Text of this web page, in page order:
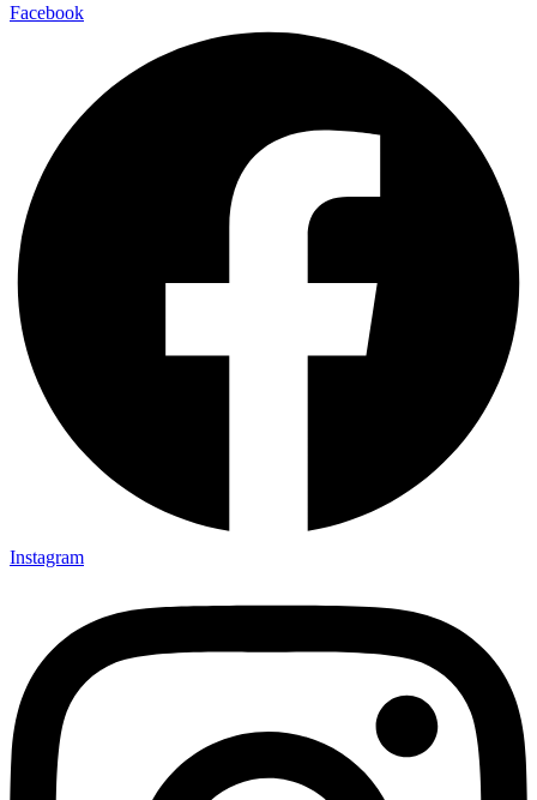
Facebook
Instagram